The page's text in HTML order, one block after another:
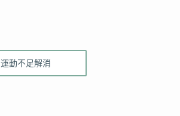
運動不足解消